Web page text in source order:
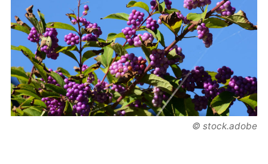
© stock.adobe